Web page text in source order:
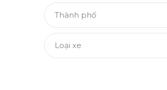
Thành phố
Loại xe